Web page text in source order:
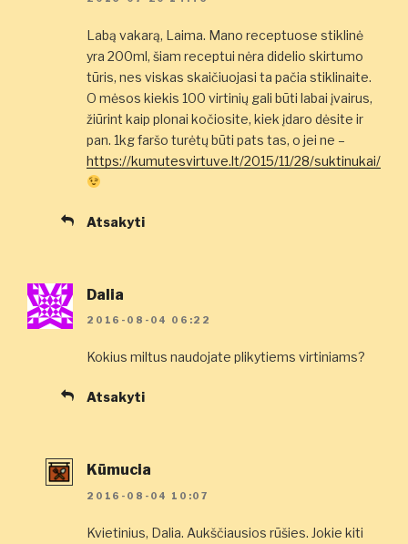
Labą vakarą, Laima. Mano receptuose stiklinė
yra 200ml, šiam receptui nėra didelio skirtumo
tūris, nes viskas skaičiuojasi ta pačia stiklinaite.
O mėsos kiekis 100 virtinių gali būti labai įvairus,
žiūrint kaip plonai kočiosite, kiek įdaro dėsite ir
pan. 1kg faršo turėtų būti pats tas, o jei ne –
https://kumutesvirtuve.lt/2015/11/28/suktinukai/
Atsakyti
Dalia
2016-08-04 06:22
Kokius miltus naudojate plikytiems virtiniams?
Atsakyti
Kūmucia
2016-08-04 10:07
Kvietinius, Dalia. Aukščiausios rūšies. Jokie kiti